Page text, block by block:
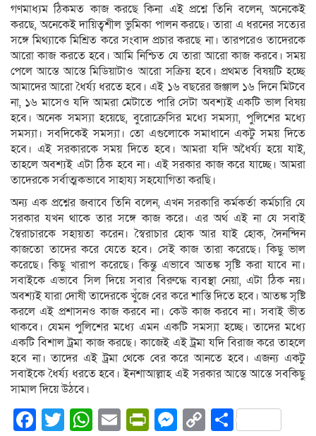
গণমাধ্যম ঠিকমত কাজ করছে কিনা এই প্রশ্নে তিনি বলেন, অনেকেই
করছে, অনেকেই দায়িত্বশীল ভুমিকা পালন করছে। তারা এ ধরনের সত্যের
সঙ্গে মিথ্যাকে মিশ্রিত করে সংবাদ প্রচার করছে না। তারপরেও তাদেরকে
আরো কাজ করতে হবে। আমি নিশ্চিত যে তারা আরো কাজ করবে। সময়
পেলে আস্তে আস্তে মিডিয়াটাও আরো সক্রিয় হবে। প্রথমত বিষয়টি হচ্ছে
আমাদের আরো ধৈর্য্য ধরতে হবে। এই ১৬ বছরের জঞ্জাল ১৬ দিনে মিটবে
না, ১৬ মাসেও যদি আমরা মেটাতে পারি সেটা অবশ্যই একটি ভাল বিষয়
হবে। অনেক সমস্যা হয়েছে, বুরোক্রেসির মধ্যে সমস্যা, পুলিশের মধ্যে
সমস্যা। সবদিকেই সমস্যা। তো এগুলোকে সমাধানে একটু সময় দিতে
হবে। এই সরকারকে সময় দিতে হবে। আমরা যদি অধৈর্য্য হয়ে যাই,
তাহলে অবশ্যই এটা ঠিক হবে না। এই সরকার কাজ করে যাচ্ছে। আমরা
তাদেরকে সর্বাত্মকভাবে সাহায্য সহযোগিতা করছি।
অন্য এক প্রশ্নের জবাবে তিনি বলেন, এখন সরকারি কর্মকর্তা কর্মচারি যে
সরকার যখন থাকে তার সঙ্গে কাজ করে। এর অর্থ এই না যে সবাই
স্বৈরাচারকে সহায়তা করেন। স্বৈরাচার হোক আর যাই হোক, দৈনন্দিন
কাজতো তাদের করে যেতে হবে। সেই কাজ তারা করেছে। কিছু ভাল
করেছে। কিছু খারাপ করেছে। কিন্তু এভাবে আতঙ্ক সৃষ্টি করা যাবে না।
সবাইকে এভাবে সিল দিয়ে সবার বিরুদ্ধে ব্যবস্থা নেয়া, এটা ঠিক নয়।
অবশ্যই যারা দোষী তাদেরকে খুঁজে বের করে শাস্তি দিতে হবে। আতঙ্ক সৃষ্টি
করলে এই প্রশাসনও কাজ করবে না। কেউ কাজ করবে না। সবাই ভীত
থাকবে। যেমন পুলিশের মধ্যে এমন একটি সমস্যা হচ্ছে। তাদের মধ্যে
একটি বিশাল ট্রমা কাজ করছে। কাজেই এই ট্রমা যদি বিরাজ করে তাহলে
হবে না। তাদের এই ট্রমা থেকে বের করে আনতে হবে। এজন্য একটু
সবাইকে ধৈর্য্য ধরতে হবে। ইনশাআল্লাহ এই সরকার আস্তে আস্তে সবকিছু
সামাল দিয়ে উঠবে।
Facebook
Twitter
WhatsApp
EmailPrintFriendly
Messenger
CopyShare